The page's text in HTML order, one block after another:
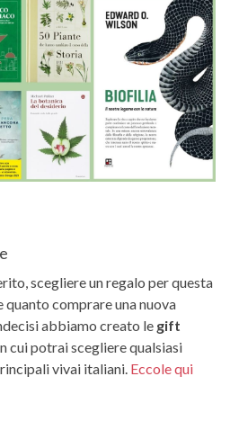
scegliere un regalo per questa
comprare una nuova
abbiamo creato le gift
cui potrai scegliere qualsiasi
vivai italiani. Eccole qui